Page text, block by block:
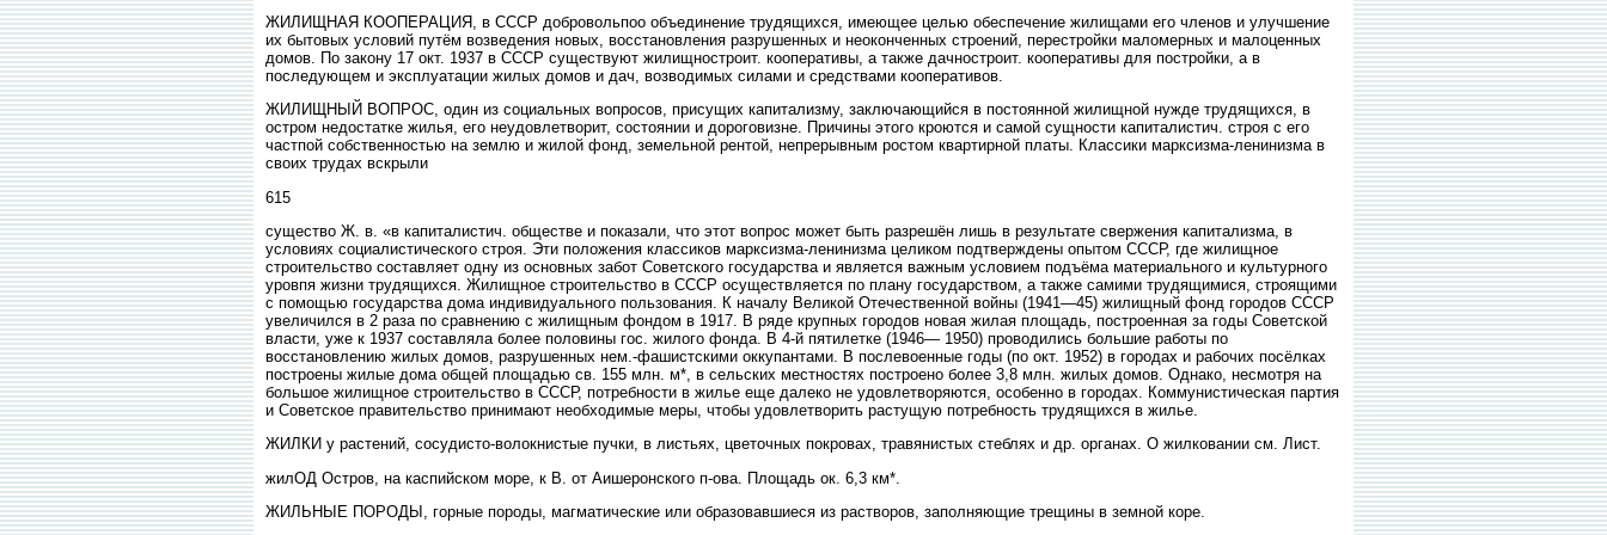
ЖИЛИЩНАЯ КООПЕРАЦИЯ, в СССР добровольпоо объединение трудящихся, имеющее целью обеспечение жилищами его членов и улучшение
их бытовых условий путём возведения новых, восстановления разрушенных и неоконченных строений, перестройки маломерных и малоценных
домов. По закону 17 окт. 1937 в СССР существуют жилищностроит. кооперативы, а также дачностроит. кооперативы для постройки, а в
последующем и эксплуатации жилых домов и дач, возводимых силами и средствами кооперативов.
ЖИЛИЩНЫЙ ВОПРОС, один из социальных вопросов, присущих капитализму, заключающийся в постоянной жилищной нужде трудящихся, в
остром недостатке жилья, его неудовлетворит, состоянии и дороговизне. Причины этого кроются и самой сущности капиталистич. строя с его
частпой собственностью на землю и жилой фонд, земельной рентой, непрерывным ростом квартирной платы. Классики марксизма-ленинизма в
своих трудах вскрыли
615
существо Ж. в. «в капиталистич. обществе и показали, что этот вопрос может быть разрешён лишь в результате свержения капитализма, в
условиях социалистического строя. Эти положения классиков марксизма-ленинизма целиком подтверждены опытом СССР, где жилищное
строительство составляет одну из основных забот Советского государства и является важным условием подъёма материального и культурного
уровпя жизни трудящихся. Жилищное строительство в СССР осуществляется по плану государством, а также самими трудящимися, строящими
с помощью государства дома индивидуального пользования. К началу Великой Отечественной войны (1941—45) жилищный фонд городов СССР
увеличился в 2 раза по сравнению с жилищным фондом в 1917. В ряде крупных городов новая жилая площадь, построенная за годы Советской
власти, уже к 1937 составляла более половины гос. жилого фонда. В 4-й пятилетке (1946— 1950) проводились большие работы по
восстановлению жилых домов, разрушенных нем.-фашистскими оккупантами. В послевоенные годы (по окт. 1952) в городах и рабочих посёлках
построены жилые дома общей площадью св. 155 млн. м*, в сельских местностях построено более 3,8 млн. жилых домов. Однако, несмотря на
большое жилищное строительство в СССР, потребности в жилье еще далеко не удовлетворяются, особенно в городах. Коммунистическая партия
и Советское правительство принимают необходимые меры, чтобы удовлетворить растущую потребность трудящихся в жилье.
ЖИЛКИ у растений, сосудисто-волокнистые пучки, в листьях, цветочных покровах, травянистых стеблях и др. органах. О жилковании см. Лист.
жилОД Остров, на каспийском море, к В. от Аишеронского п-ова. Площадь ок. 6,3 км*.
ЖИЛЬНЫЕ ПОРОДЫ, горные породы, магматические или образовавшиеся из растворов, заполняющие трещины в земной коре.